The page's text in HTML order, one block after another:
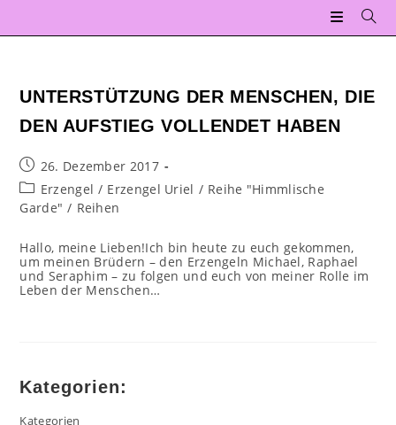
springen
UNTERSTÜTZUNG DER MENSCHEN, DIE
DEN AUFSTIEG VOLLENDET HABEN
Beitrag
veröffentlicht:
26. Dezember 2017
Beitrags-
Kategorie:
Erzengel / Erzengel Uriel / Reihe "Himmlische
Garde" / Reihen
Hallo, meine Lieben!Ich bin heute zu euch gekommen,
um meinen Brüdern – den Erzengeln Michael, Raphael
und Seraphim – zu folgen und euch von meiner Rolle im
Leben der Menschen…
Kategorien:
Kategorien